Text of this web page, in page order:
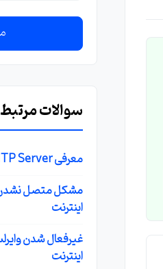
سوالات مرتبط
معرفی NTP Server ایرانی ( تایم سرور ایرانی )
اینترنت
غیرفعال شدن
اینترنت